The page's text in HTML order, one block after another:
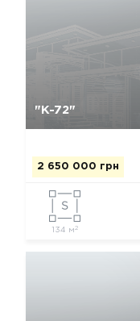
"К-72"
2 650 000 грн
134 м 2